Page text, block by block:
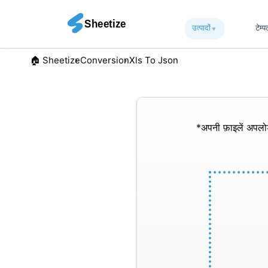
उत्पादों▾︎
🏠︎ SheetizeConversionXls To Json
*अपनी फ़ाइलें